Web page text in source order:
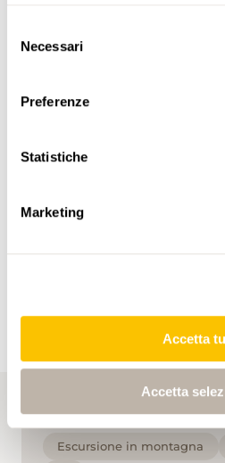
delNecessari
Preferenze
Statistiche
Marketing
Accetta
Accetta
Weglosen
Studen SZ
Escursione in montagna